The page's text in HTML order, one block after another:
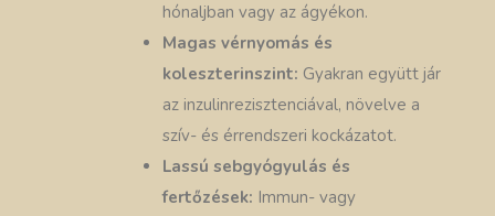
hónaljban vagy az ágyékon.
Magas vérnyomás és
koleszterinszint: Gyakran együtt jár
az inzulinrezisztenciával, növelve a
szív- és érrendszeri kockázatot.
Lassú sebgyógyulás és
fertőzések: Immun- vagy